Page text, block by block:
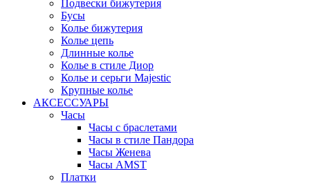
Подвески бижутерия
Бусы
Колье бижутерия
Колье цепь
Длинные колье
Колье в стиле Диор
Колье и серьги Majestic
Крупные колье
АКСЕССУАРЫ
Часы
Часы с браслетами
Часы в стиле Пандора
Часы Женева
Часы AMST
Платки